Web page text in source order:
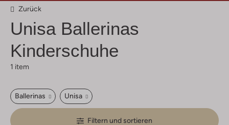
Zurück
UnisaBallerinas
Kinderschuhe
1 item
Ballerinas Unisa
Filtern und sortieren